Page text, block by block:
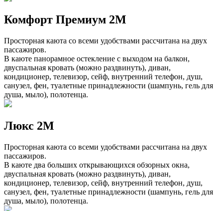
Комфорт Премиум 2М
Просторная каюта со всеми удобствами рассчитана на двух
пассажиров.
В каюте панорамное остекление с выходом на балкон,
двуспальная кровать (можно раздвинуть), диван,
кондиционер, телевизор, сейф, внутренний телефон, душ,
санузел, фен, туалетные принадлежности (шампунь, гель для
душа, мыло), полотенца.
Люкс 2М
Просторная каюта со всеми удобствами рассчитана на двух
пассажиров.
В каюте два больших открывающихся обзорных окна,
двуспальная кровать (можно раздвинуть), диван,
кондиционер, телевизор, сейф, внутренний телефон, душ,
санузел, фен, туалетные принадлежности (шампунь, гель для
душа, мыло), полотенца.